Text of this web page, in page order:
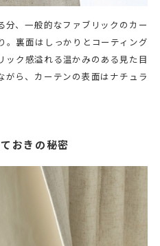
分、一般的なファブリックのカー
。裏面はしっかりとコーティング
ック感溢れる温かみのある見た目
がら、カーテンの表面はナチュラ
おきの秘密